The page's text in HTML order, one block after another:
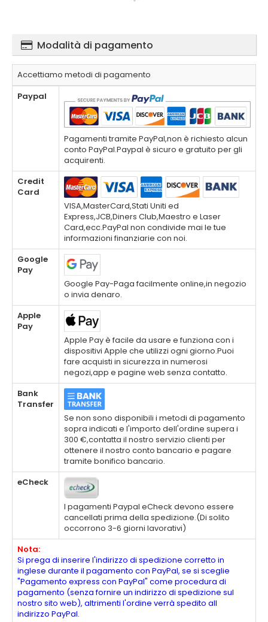
Modalità di pagamento
Accettiamo metodi di pagamento
Paypal
Pagamenti tramite PayPal,non è richiesto alcun
conto PayPal.Paypal è sicuro e gratuito per gli
acquirenti.
Credit
Card
VISA,MasterCard,Stati Uniti ed
Express,JCB,Diners Club,Maestro e Laser
Card,ecc.PayPal non condivide mai le tue
informazioni finanziarie con noi.
Google
Pay
Google Pay-Paga facilmente online,in negozio
o invia denaro.
Apple
Pay
Apple Pay è facile da usare e funziona con i
dispositivi Apple che utilizzi ogni giorno.Puoi
fare acquisti in sicurezza in numerosi
negozi,app e pagine web senza contatto.
Bank
Transfer
Se non sono disponibili i metodi di pagamento
sopra indicati e l'importo dell'ordine supera i
300 €,contatta il nostro servizio clienti per
ottenere il nostro conto bancario e pagare
tramite bonifico bancario.
eCheck
I pagamenti Paypal eCheck devono essere
cancellati prima della spedizione.(Di solito
occorrono 3-6 giorni lavorativi)
Nota:
Si prega di inserire l'indirizzo di spedizione corretto in
inglese durante il pagamento con PayPal, se si sceglie
"Pagamento express con PayPal" come procedura di
pagamento (senza fornire un indirizzo di spedizione sul
nostro sito web), altrimenti l'ordine verrà spedito all
indirizzo PayPal.